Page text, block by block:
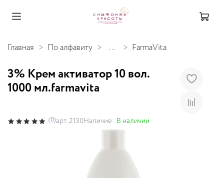
Главная По алфавиту ... FarmaVita
3% Крем активатор 10 вол.
1000 мл.farmavita
(0)арт.2130Наличие: В наличии